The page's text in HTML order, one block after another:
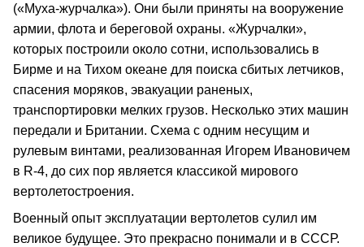
(«Муха-журчалка»). Они были приняты на вооружение
армии, флота и береговой охраны. «Журчалки»,
которых построили около сотни, использовались в
Бирме и на Тихом океане для поиска сбитых летчиков,
спасения моряков, эвакуации раненых,
транспортировки мелких грузов. Несколько этих машин
передали и Британии. Схема с одним несущим и
рулевым винтами, реализованная Игорем Ивановичем
в R-4, до сих пор является классикой мирового
вертолетостроения.
Военный опыт эксплуатации вертолетов сулил им
великое будущее. Это прекрасно понимали и в СССР.